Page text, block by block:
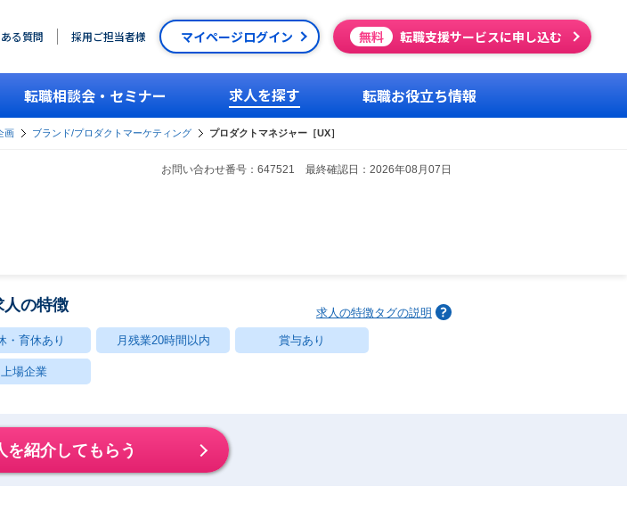
る質問 採用ご担当者様 マイページログイン 無料 転職支援サービスに申し込む
転職相談会・セミナー 求人を探す 転職お役立ち情報
画 ブランド/プロダクトマーケティング プロダクトマネジャー［UX］
お問い合わせ番号：647521 最終確認日：2026年08月07日
人の特徴 求人の特徴タグの説明
・育休あり 月残業20時間以内 賞与あり
上場企業
を紹介してもらう